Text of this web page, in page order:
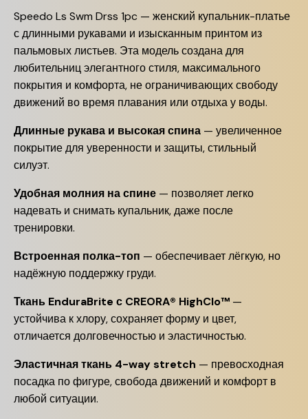
Speedo Ls Swm Drss 1pc — женский купальник-платье
с длинными рукавами и изысканным принтом из
пальмовых листьев. Эта модель создана для
любительниц элегантного стиля, максимального
покрытия и комфорта, не ограничивающих свободу
движений во время плавания или отдыха у воды.
Длинные рукава и высокая спина — увеличенное
покрытие для уверенности и защиты, стильный
силуэт.
Удобная молния на спине — позволяет легко
надевать и снимать купальник, даже после
тренировки.
Встроенная полка-топ — обеспечивает лёгкую, но
надёжную поддержку груди.
Ткань EnduraBrite с CREORA® HighClo™ —
устойчива к хлору, сохраняет форму и цвет,
отличается долговечностью и эластичностью.
Эластичная ткань 4-way stretch — превосходная
посадка по фигуре, свобода движений и комфорт в
любой ситуации.